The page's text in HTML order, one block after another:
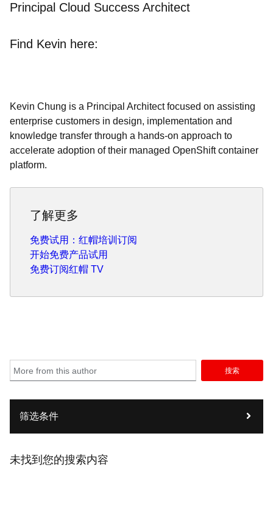
Principal Cloud Success Architect
Find Kevin here:
Kevin Chung is a Principal Architect focused on assisting
enterprise customers in design, implementation and
knowledge transfer through a hands-on approach to
accelerate adoption of their managed OpenShift container
platform.
了解更多
免费试用：红帽培训订阅
开始免费产品试用
免费订阅红帽 TV
搜索
筛选条件
未找到您的搜索内容